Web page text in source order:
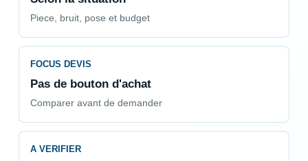
Piece, bruit, pose et budget
FOCUS DEVIS
Pas de bouton d'achat
Comparer avant de demander
A VERIFIER